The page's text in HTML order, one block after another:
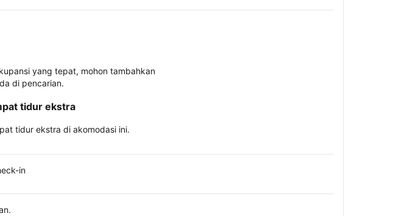
yang tepat, mohon tambahkan
di pencarian.
tidur ekstra
tidur ekstra di akomodasi ini.
in